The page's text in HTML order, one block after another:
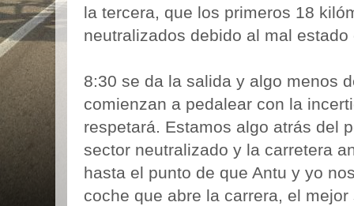
la tercera, que los primeros 18
neutralizados debido al mal
8:30 se da la salida y algo menos
comienzan a pedalear con la
respetará. Estamos algo atrás del
sector neutralizado y la carretera
hasta el punto de que Antu y yo
coche que abre la carrera, el